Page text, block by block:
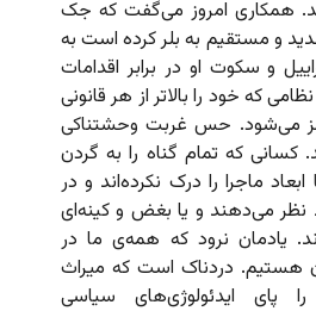
همکاری امروز می‌گفت که جک
و مستقیم به بلر کرده است به
و سکوت او در برابر اقدامات
که خود را بالاتر از هر قانونی
می‌شود. حس غربت وحشتناکی
که تمام گناه را به گردن
ابعاد ماجرا را درک نکرده‌اند و در
نظر می‌دهند و یا بغض و کینه‌ای
یادمان نرود که همه‌ی ما در
دردناک است که میراث
پای ایدئولوژی‌های سیاسی